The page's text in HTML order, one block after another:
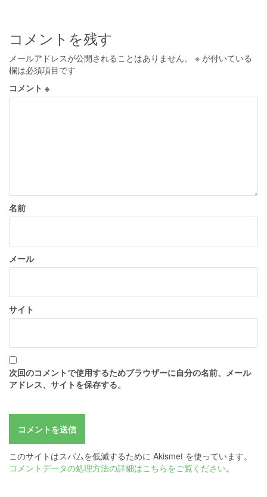
ビ
ゲ
ー
シ
コメントを残す
メールアドレスが公開されることはありません。 ※ が付いている
欄は必須項目です
コメント ※
名前
メール
サイト
次回のコメントで使用するためブラウザーに自分の名前、メール
アドレス、サイトを保存する。
このサイトはスパムを低減するために Akismet を使っています。
コメントデータの処理方法の詳細はこちらをご覧ください。